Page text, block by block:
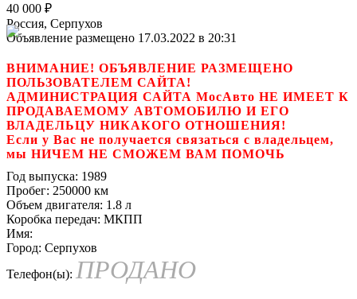
40 000 ₽
Россия, Серпухов
Объявление размещено 17.03.2022 в 20:31
ВНИМАНИЕ! ОБЪЯВЛЕНИЕ РАЗМЕЩЕНО
ПОЛЬЗОВАТЕЛЕМ САЙТА!
АДМИНИСТРАЦИЯ САЙТА МосАвто НЕ ИМЕЕТ К
ПРОДАВАЕМОМУ АВТОМОБИЛЮ И ЕГО
ВЛАДЕЛЬЦУ НИКАКОГО ОТНОШЕНИЯ!
Если у Вас не получается связаться с владельцем,
мы НИЧЕМ НЕ СМОЖЕМ ВАМ ПОМОЧЬ
Год выпуска: 1989
Пробег: 250000 км
Объем двигателя: 1.8 л
Коробка передач: МКПП
Имя:
Город: Серпухов
Телефон(ы): ПРОДАНО